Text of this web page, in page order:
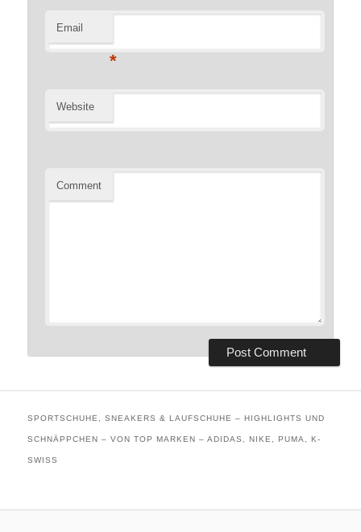
Email
*
Website
Comment
SPORTSCHUHE, SNEAKERS & LAUFSCHUHE – HIGHLIGHTS UND
SCHNÄPPCHEN – VON TOP MARKEN – ADIDAS, NIKE, PUMA, K-
SWISS